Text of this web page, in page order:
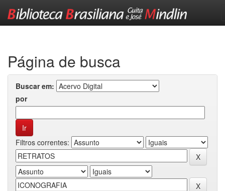
Página de busca
Buscar em:
por
Filtros correntes: